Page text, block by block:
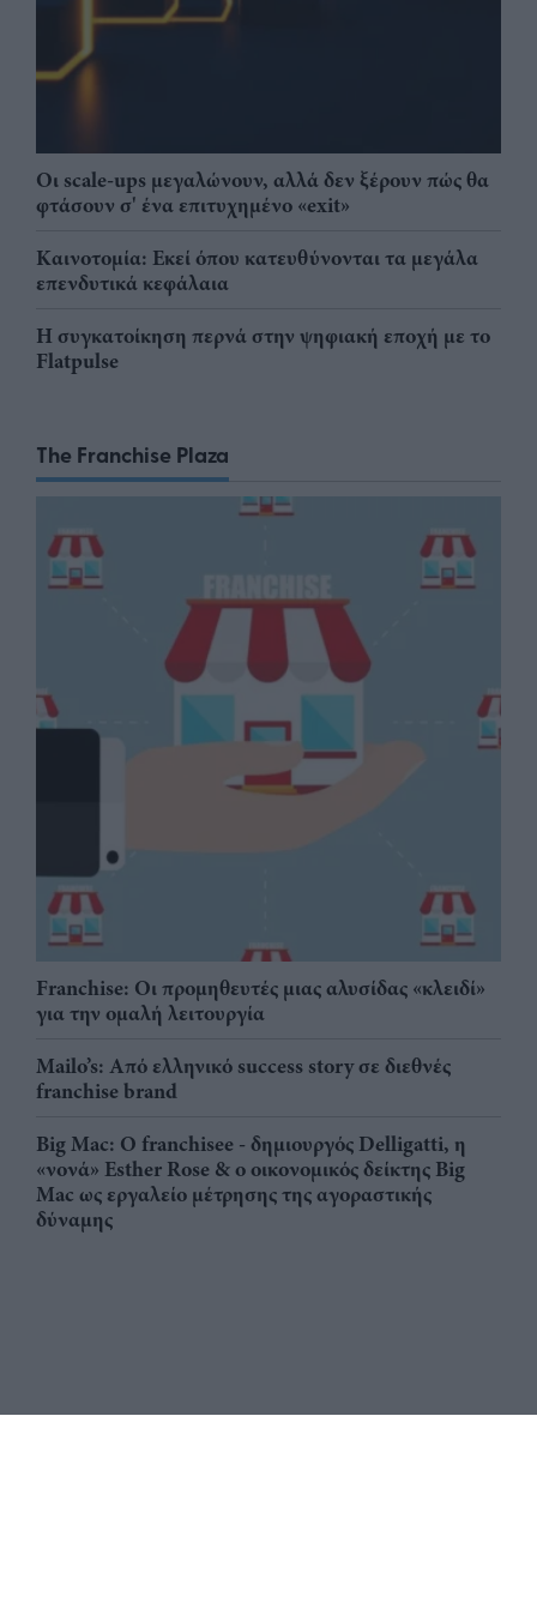
Οι scale-ups μεγαλώνουν, αλλά δεν ξέρουν πώς θα
φτάσουν σ' ένα επιτυχημένο «exit»
Καινοτομία: Εκεί όπου κατευθύνονται τα μεγάλα
επενδυτικά κεφάλαια
Η συγκατοίκηση περνά στην ψηφιακή εποχή με το
Flatpulse
The Franchise Plaza
Franchise: Οι προμηθευτές μιας αλυσίδας «κλειδί»
για την ομαλή λειτουργία
Mailo’s: Από ελληνικό success story σε διεθνές
franchise brand
Big Mac: Ο franchisee - δημιουργός Delligatti, η
«νονά» Esther Rose & ο οικονομικός δείκτης Big
Mac ως εργαλείο μέτρησης της αγοραστικής
δύναμης